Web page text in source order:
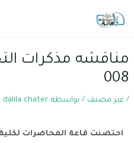
مناقشه مذكرات
008
/ غير مصنف / بواسطة dalila chater
احتضنت قاعة المحاضرات